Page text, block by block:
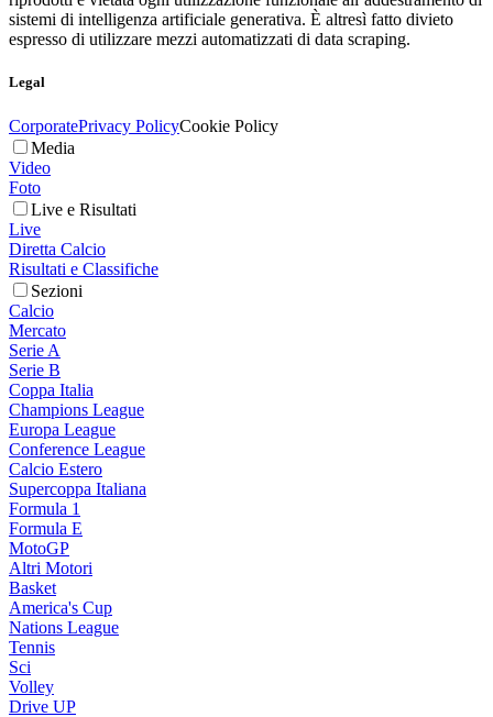
sistemi di intelligenza artificiale generativa. È altresì fatto divieto
espresso di utilizzare mezzi automatizzati di data scraping.
Legal
CorporatePrivacy PolicyCookie Policy
Media
Video
Foto
Live e Risultati
Live
Diretta Calcio
Risultati e Classifiche
Sezioni
Calcio
Mercato
Serie A
Serie B
Coppa Italia
Champions League
Europa League
Conference League
Calcio Estero
Supercoppa Italiana
Formula 1
Formula E
MotoGP
Altri Motori
Basket
America's Cup
Nations League
Tennis
Sci
Volley
Drive UP